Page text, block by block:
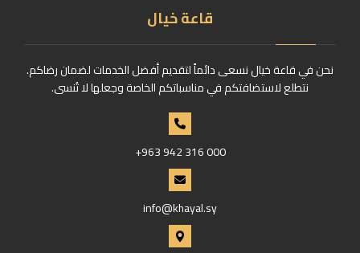
قاعة خيال
نحن في قاعة خيال نسعى دائماً لتقديم أفضل الخدمات لضمان رضاكم.
نتطلع لاستضافتكم في مناسباتكم الخاصة وجعلها لا تُنسى.
+963 942 316 000
info@khayal.sy